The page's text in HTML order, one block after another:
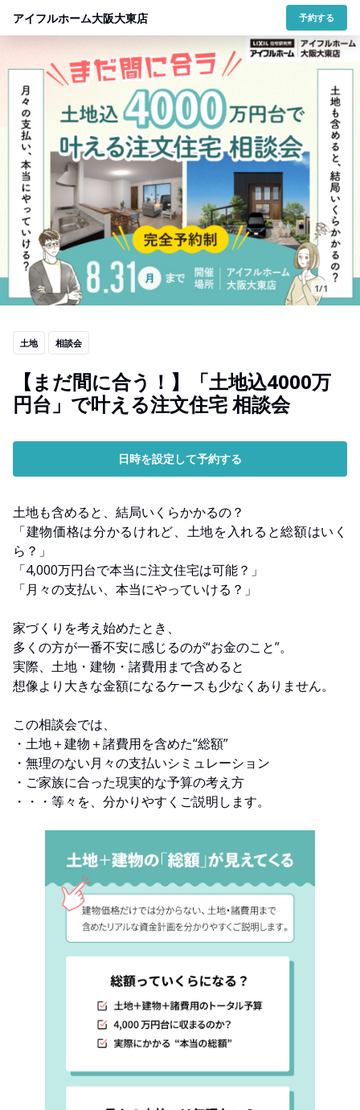
アイフルホーム大阪大東店 予約する
1/1
土地 相談会
【まだ間に合う！】「土地込4000万
円台」で叶える注文住宅 相談会
日時を設定して予約する
土地も含めると、結局いくらかかるの？
「建物価格は分かるけれど、土地を入れると総額はいく
ら？」
「4,000万円台で本当に注文住宅は可能？」
「月々の支払い、本当にやっていける？」
家づくりを考え始めたとき、
多くの方が一番不安に感じるのが“お金のこと”。
実際、土地・建物・諸費用まで含めると
想像より大きな金額になるケースも少なくありません。
この相談会では、
・土地＋建物＋諸費用を含めた“総額”
・無理のない月々の支払いシミュレーション
・ご家族に合った現実的な予算の考え方
・・・等々を、分かりやすくご説明します。